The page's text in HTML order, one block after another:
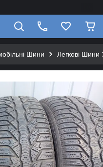
Шини Легкові Шини